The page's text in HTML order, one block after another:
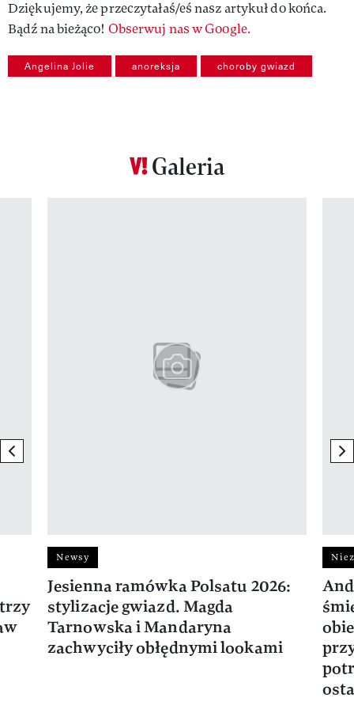
Dziękujemy, że przeczytałaś/eś nasz artykuł do końca.
Bądź na bieżąco! Obserwuj nas w Google.
Angelina Jolie anoreksja choroby gwiazd
Galeria
previous element
Newsy
Jesienna ramówka Polsatu 2026:
stylizacje gwiazd. Magda
Tarnowska i Mandaryna
zachwyciły obłędnymi lookami